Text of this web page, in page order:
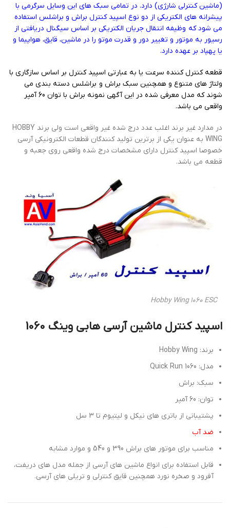
(ماشین کنترلی شارژی) دارد. در تمامی سبک های این وسایل سرگرمی با
پیشرانه های الکتریکی از دو نوع اسپید کنترل براش و براشلس استفاده
می شود که وظیفه انتقال جریان الکتریکی بر اساس سیگنال دریافتی از
رسیور به موتور و تغییر دور و قدرت موتو را در ماشین، قایق، هواپیما و
یا پهپاد بر عهده دارد.
قطعه کنترل کننده سرعت یا به عبارتی اسپید کنترل بر اساس سازگاری با
ولتاژ های متنوع و همچنین سبک براش و براشلس دسته بندی می
شوند که مدل معرفی شده در این آگهی نمونه براش با توان 60 آمپر
واقعی می باشد.
در مدارد غیر برند اغلب عدد درج شده غیر واقعی است ولی برند HOBBY
WING به عنوان یکی از برترین تولید کنندگان قطعات الکترونیکی آرسی
خصوصا اسپید کنترل دارای مشخصات درج شده واقعی روی جعبه و
قطعه می باشد.
Hobby Wing 1060 ESC
اسپید کنترل ماشین آرسی هابی وینگ 1060
برند: Hobby Wing
مدل: Quick Run 1060
سبک: براش
توان: 60 آمپر
پشتیبانی از باتری های نیکل و لیتیوم تا 3 سل
ضد آب
مناسب برای موتور های براش 390 و 540 و موارد مشابه
قابل استفاده برای انواع ماشین های آرسی از جمله مدل های دریفت،
آفرود و صخره نورد همچنین قایق کنترلی و تریلی های آرسی.